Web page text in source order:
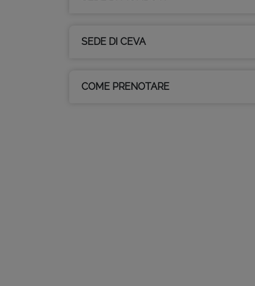
SEDE DI CEVA
COME PRENOTARE